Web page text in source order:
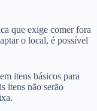
que exige comer fora
o local, é possível
itens básicos para
itens não serão